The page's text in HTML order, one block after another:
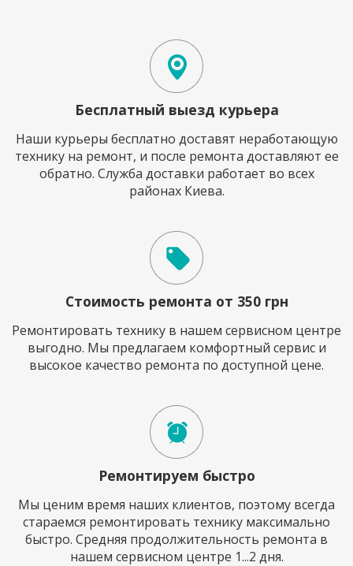
Бесплатный выезд курьера
Наши курьеры бесплатно доставят неработающую
технику на ремонт, и после ремонта доставляют ее
обратно. Служба доставки работает во всех
районах Киева.
Стоимость ремонта от 350 грн
Ремонтировать технику в нашем сервисном центре
выгодно. Мы предлагаем комфортный сервис и
высокое качество ремонта по доступной цене.
Ремонтируем быстро
Мы ценим время наших клиентов, поэтому всегда
стараемся ремонтировать технику максимально
быстро. Средняя продолжительность ремонта в
нашем сервисном центре 1...2 дня.